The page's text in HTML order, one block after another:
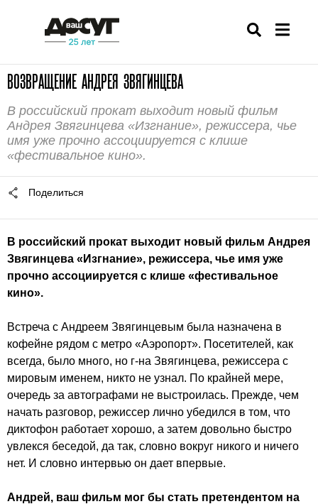
ВОЗВРАЩЕНИЕ АНДРЕЯ ЗВЯГИНЦЕВА
В российский прокат выходит новый фильм
Андрея Звягинцева «Изгнание», режиссера, чье
имя уже прочно ассоциируется с клише
«фестивальное кино».
Поделиться
В российский прокат выходит новый фильм Андрея
Звягинцева «Изгнание», режиссера, чье имя уже
прочно ассоциируется с клише «фестивальное
кино».
Встреча с Андреем Звягинцевым была назначена в
кофейне рядом с метро «Аэропорт». Посетителей, как
всегда, было много, но г-на Звягинцева, режиссера с
мировым именем, никто не узнал. По крайней мере,
очередь за автографами не выстроилась. Прежде, чем
начать разговор, режиссер лично убедился в том, что
диктофон работает хорошо, а затем довольно быстро
увлекся беседой, да так, словно вокруг никого и ничего
нет. И словно интервью он дает впервые.
Андрей, ваш фильм мог бы стать претендентом на